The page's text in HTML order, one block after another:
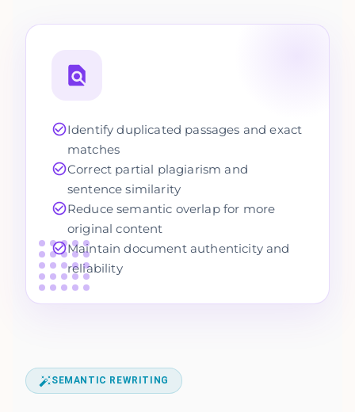
Identify duplicated passages and exact
matches
Correct partial plagiarism and
sentence similarity
Reduce semantic overlap for more
original content
Maintain document authenticity and
reliability
SEMANTIC REWRITING